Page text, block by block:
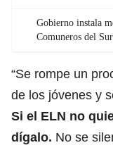
Gobierno instala
Comuneros del
“Se rompe un
de los jóvenes y
Si el ELN no
dígalo. No se